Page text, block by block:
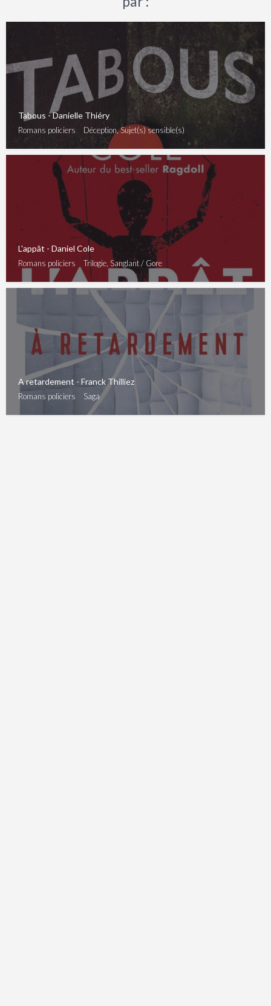
Tabous - Danielle Thiéry
Romans policiers Déception, Sujet(s) sensible(s)
L'appât - Daniel Cole
Romans policiers Trilogie, Sanglant / Gore
A retardement - Franck Thilliez
Romans policiers Saga